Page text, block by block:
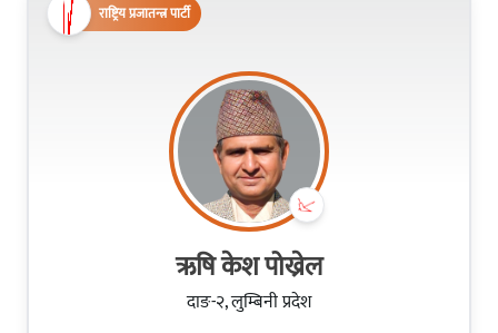
राष्ट्रिय प्रजातन्त्र पार्टी
ऋषि केश पोख्रेल
दाङ-२, लुम्बिनी प्रदेश